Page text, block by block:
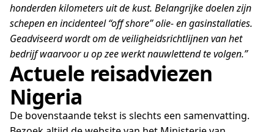
honderden kilometers uit de kust. Belangrijke doelen zijn
schepen en incidenteel “off shore” olie- en gasinstallaties.
Geadviseerd wordt om de veiligheidsrichtlijnen van het
bedrijf waarvoor u op zee werkt nauwlettend te volgen.”
Actuele reisadviezen
Nigeria
De bovenstaande tekst is slechts een samenvatting.